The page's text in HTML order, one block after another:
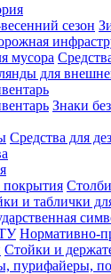
сезон
мусора
для
Знаки
Средства для
и таблички
Нормативно-
Стойки и
пурифайеры,